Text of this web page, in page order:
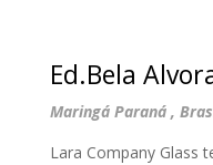
Ed.Bela
Maringá Paraná ,
Lara Company Glass